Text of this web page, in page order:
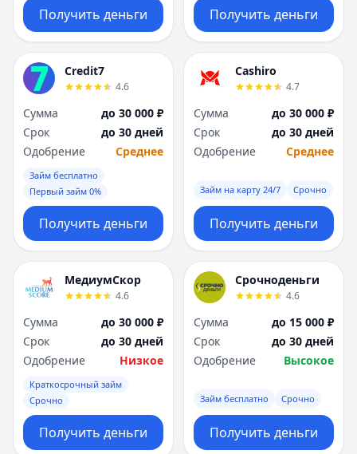
Получить деньги Получить деньги
Credit7
4.6
Сумма
до 30 000 ₽
Срок
до 30 дней
Одобрение
Среднее
Займ бесплатно
Первый займ 0%
Получить деньги
Cashiro
4.7
Сумма
до 30 000 ₽
Срок
до 30 дней
Одобрение
Среднее
Займ на карту 24/7 Срочно
Получить деньги
МедиумСкор
4.6
Сумма
до 30 000 ₽
Срок
до 30 дней
Одобрение
Низкое
Краткосрочный займ
Срочно
Получить деньги
Срочноденьги
4.6
Сумма
до 15 000 ₽
Срок
до 30 дней
Одобрение
Высокое
Займ бесплатно Срочно
Получить деньги